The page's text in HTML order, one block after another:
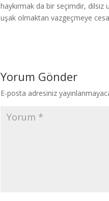
haykırmak da bir seçimdir, dilsiz
uşak olmaktan vazgeçmeye
Yorum Gönder
E-posta adresiniz